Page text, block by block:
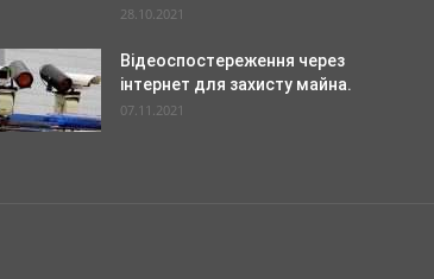
28.10.2021
Відеоспостереження через
інтернет для захисту майна.
07.11.2021